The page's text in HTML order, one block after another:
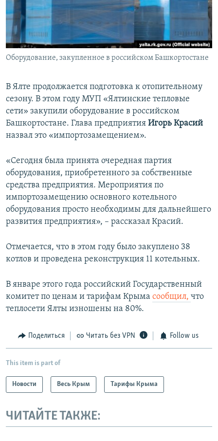
ПОБЕДИТЕЛЕЙ НЕ СУДЯТ?
КРЫМ.НЕПОКОРЕННЫЙ
ELIFBE
УКРАИНСКАЯ ПРОБЛЕМА КРЫМА
ПРИСОЕДИНЯЙТЕСЬ!
Оборудование, закупленное в российском Башкортостане
В Ялте продолжается подготовка к отопительному
сезону. В этом году МУП «Ялтинские тепловые
сети» закупили оборудование в российском
Башкортостане. Глава предприятия Игорь Красий
назвал это «импортозамещением».
«Сегодня была принята очередная партия
оборудования, приобретенного за собственные
средства предприятия. Мероприятия по
импортозамещению основного котельного
оборудования просто необходимы для дальнейшего
развития предприятия», – рассказал Красий.
Отмечается, что в этом году было закуплено 38
котлов и проведена реконструкция 11 котельных.
В январе этого года российский Государственный
комитет по ценам и тарифам Крыма сообщил, что
теплосети Ялты изношены на 80%.
Поделиться Читать без VPN Follow us
This item is part of
Новости Весь Крым Тарифы Крыма
ЧИТАЙТЕ ТАКЖЕ: